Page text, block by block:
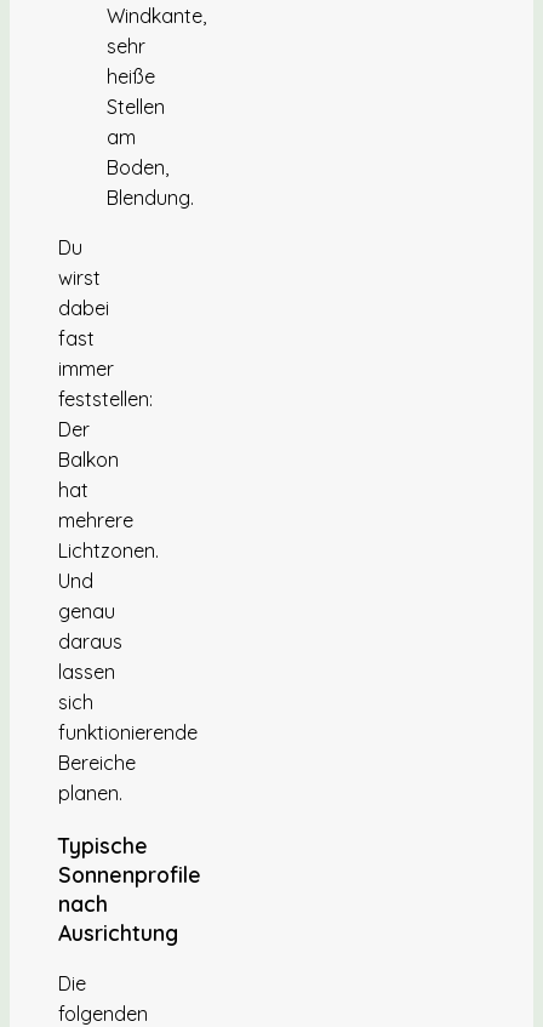
Windkante,
sehr
heiße
Stellen
am
Boden,
Blendung.
Du
wirst
dabei
fast
immer
feststellen:
Der
Balkon
hat
mehrere
Lichtzonen.
Und
genau
daraus
lassen
sich
funktionierende
Bereiche
planen.
Typische
Sonnenprofile
nach
Ausrichtung
Die
folgenden